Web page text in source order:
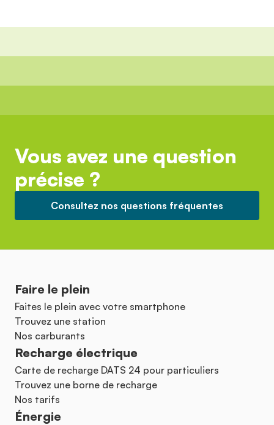
Vous avez une question
précise ?
Consultez nos questions fréquentes
Faire le plein
Faites le plein avec votre smartphone
Trouvez une station
Nos carburants
Recharge électrique
Carte de recharge DATS 24 pour particuliers
Trouvez une borne de recharge
Nos tarifs
Énergie